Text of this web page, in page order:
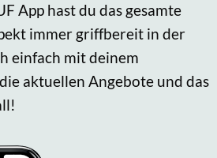
App hast du das gesamte
immer griffbereit in der
einfach mit deinem
aktuellen Angebote und das